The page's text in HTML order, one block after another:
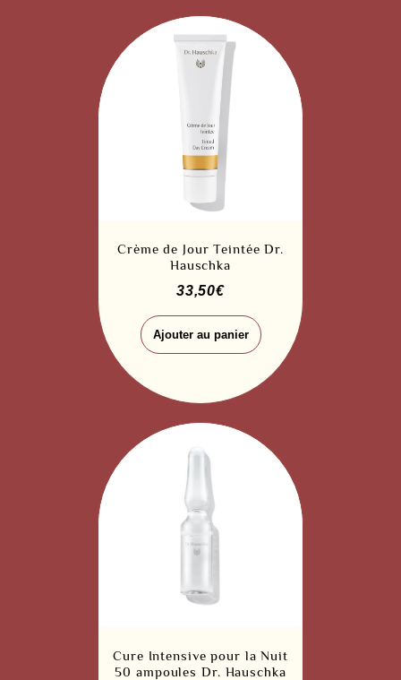
Crème de Jour Teintée Dr.
Hauschka
33,50€
Ajouter au panier
Cure Intensive pour la Nuit
50 ampoules Dr. Hauschka